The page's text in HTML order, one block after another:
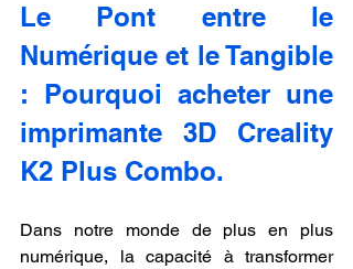
Le Pont entre le
Numérique et le Tangible
: Pourquoi acheter une
imprimante 3D Creality
K2 Plus Combo.
Dans notre monde de plus en plus
numérique, la capacité à transformer